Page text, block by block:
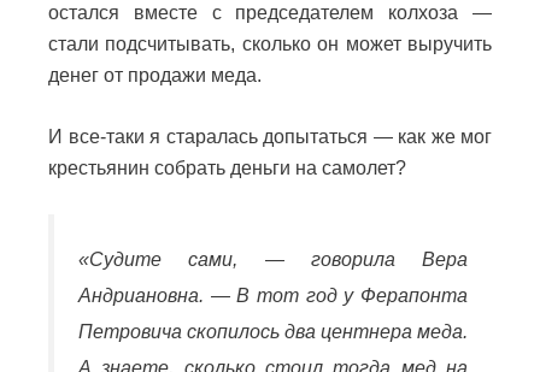
остался вместе с председателем колхоза —
стали подсчитывать, сколько он может выручить
денег от продажи меда.
И все-таки я старалась допытаться — как же мог
крестьянин собрать деньги на самолет?
«Судите сами, — говорила Вера
Андриановна. — В тот год у Ферапонта
Петровича скопилось два центнера меда.
А знаете, сколько стоил тогда мед на